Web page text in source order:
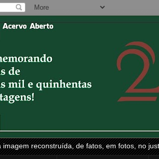
imagem reconstruída, de fatos, em fotos, no